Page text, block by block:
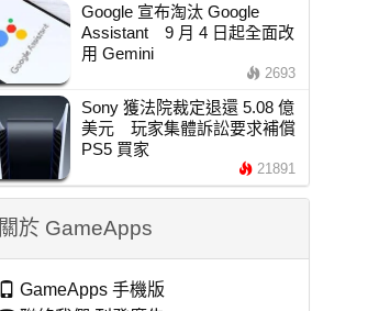
Google 宣布淘汰 Google
Assistant 9 月 4 日起全面改
用 Gemini
2693
Sony 獲法院裁定退還 5.08 億
美元 玩家集體訴訟要求補償
PS5 買家
21891
關於 GameApps
GameApps 手機版